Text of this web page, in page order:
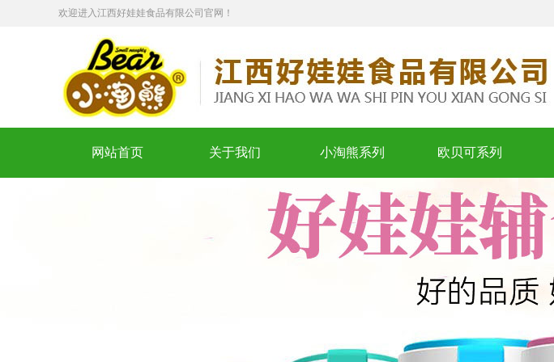
欢迎进入江西好娃娃食品有限公司官网！
网站首页 关于我们 小淘熊系列 欧贝可系列